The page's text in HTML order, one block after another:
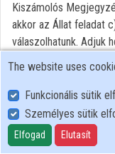
Kiszámolós
akkor az Állat feladat
válaszolhatunk. Adjuk
megoldáshalmazhoz a
listáinak elemeit
megoldásból el kell
Megoldás As New
Állatok(0) ' ciklus a
Szomszéd In
The website uses
Funkcionális sütik
Személyes sütik
Elfogad Elutasít